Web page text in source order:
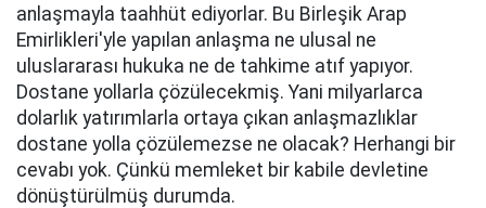
anlaşmayla taahhüt ediyorlar. Bu Birleşik Arap
Emirlikleri'yle yapılan anlaşma ne ulusal ne
uluslararası hukuka ne de tahkime atıf yapıyor.
Dostane yollarla çözülecekmiş. Yani milyarlarca
dolarlık yatırımlarla ortaya çıkan anlaşmazlıklar
dostane yolla çözülemezse ne olacak? Herhangi bir
cevabı yok. Çünkü memleket bir kabile devletine
dönüştürülmüş durumda.